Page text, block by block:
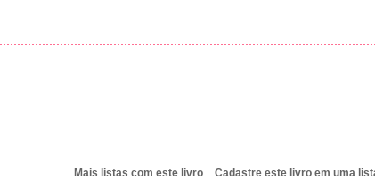
Mais listas com este livro Cadastre este livro em uma